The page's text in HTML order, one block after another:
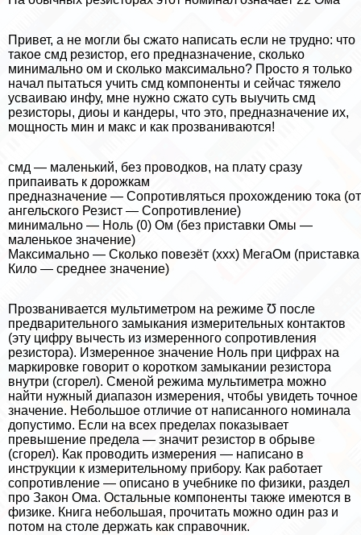
Привет, а не могли бы сжато написать если не трудно: что
такое смд резистор, его предназначение, сколько
минимально ом и сколько максимально? Просто я только
начал пытаться учить смд компоненты и сейчас тяжело
усваиваю инфу, мне нужно сжато суть выучить смд
резисторы, диоы и кандеры, что это, предназначение их,
мощность мин и макс и как прозваниваются!
смд — маленький, без проводков, на плату сразу
припаивать к дорожкам
предназначение — Сопротивляться прохождению тока (от
ангельского Резист — Сопротивление)
минимально — Ноль (0) Ом (без приставки Омы —
маленькое значение)
Максимально — Сколько повезёт (ххх) МегаОм (приставка
Кило — среднее значение)
Прозванивается мультиметром на режиме Ʊ после
предварительного замыкания измерительных контактов
(эту цифру вычесть из измеренного сопротивления
резистора). Измеренное значение Ноль при цифрах на
маркировке говорит о коротком замыкании резистора
внутри (сгорел). Сменой режима мультиметра можно
найти нужный диапазон измерения, чтобы увидеть точное
значение. Небольшое отличие от написанного номинала
допустимо. Если на всех пределах показывает
превышение предела — значит резистор в обрыве
(сгорел). Как проводить измерения — написано в
инструкции к измерительному прибору. Как работает
сопротивление — описано в учебнике по физики, раздел
про Закон Ома. Остальные компоненты также имеются в
физике. Книга небольшая, прочитать можно один раз и
потом на столе держать как справочник.